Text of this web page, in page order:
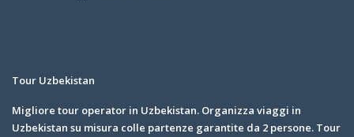
Tour Uzbekistan
Migliore tour operator in Uzbekistan. Organizza viaggi in
Uzbekistan su misura colle partenze garantite da 2 persone. Tour